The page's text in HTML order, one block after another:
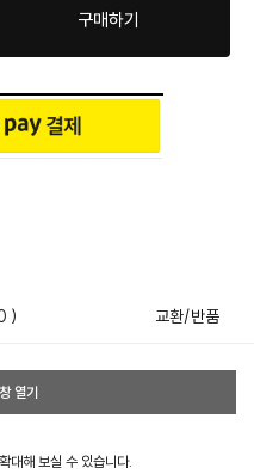
구매하기
) 교환/반품
열기
대해 보실 수 있습니다.